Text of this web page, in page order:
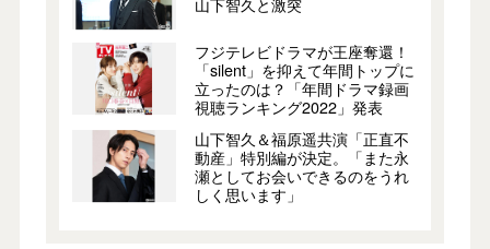
フジテレビドラマが王座奪還！
「silent」を抑えて年間トップに
立ったのは？「年間ドラマ録画
視聴ランキング2022」発表
山下智久＆福原遥共演「正直不
動産」特別編が決定。「また永
瀬としてお会いできるのをうれ
しく思います」